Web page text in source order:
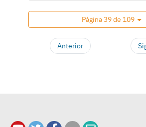
Página 39 de 109
Anterior